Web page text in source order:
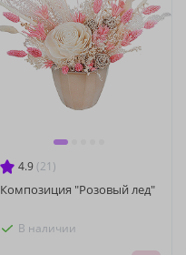
4.9 (21)
Композиция "Розовый лед"
В наличии